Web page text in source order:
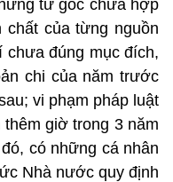
từ gốc chưa hợp
chất của từng nguồn
chưa đúng mục đích,
chi của năm trước
vi phạm pháp luật
giờ trong 3 năm
có những cá nhân
Nhà nước quy định